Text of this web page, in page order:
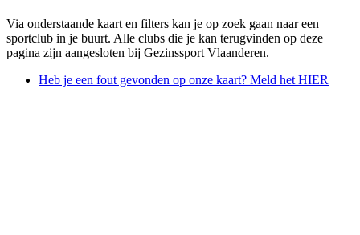
Via onderstaande kaart en filters kan je op zoek gaan naar een
sportclub in je buurt. Alle clubs die je kan terugvinden op deze
pagina zijn aangesloten bij Gezinssport Vlaanderen.
Heb je een fout gevonden op onze kaart? Meld het HIER